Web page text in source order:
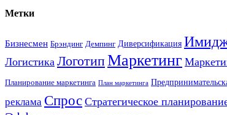
Метки
Бизнесмен Брэндинг Демпинг Диверсификация
Логистика ЛоготипМаркетинг
Планирование маркетинга План маркетинга
реклама Спрос Стратегическое